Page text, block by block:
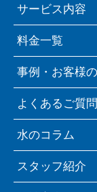
サービス内容
料金一覧
事例・お客様
よくあるご質問
水のコラム
スタッフ紹介